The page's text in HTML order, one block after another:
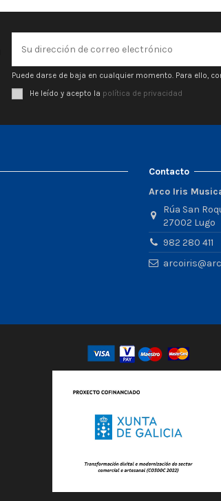
Puede darse de baja en cualquier momento. Para ello,
He leído y acepto la política de privacidad
Contacto
Arco Iris
Rúa San
27002 Lugo
982 280 411